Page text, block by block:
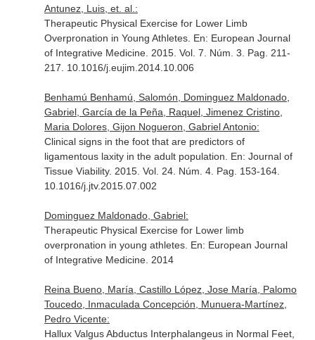
Antunez, Luis, et. al.:
Therapeutic Physical Exercise for Lower Limb
Overpronation in Young Athletes. En: European Journal
of Integrative Medicine. 2015. Vol. 7. Núm. 3. Pag. 211-
217. 10.1016/j.eujim.2014.10.006
Benhamú Benhamú, Salomón, Dominguez Maldonado,
Gabriel, García de la Peña, Raquel, Jimenez Cristino,
Maria Dolores, Gijon Nogueron, Gabriel Antonio:
Clinical signs in the foot that are predictors of
ligamentous laxity in the adult population. En: Journal of
Tissue Viability. 2015. Vol. 24. Núm. 4. Pag. 153-164.
10.1016/j.jtv.2015.07.002
Dominguez Maldonado, Gabriel:
Therapeutic Physical Exercise for Lower limb
overpronation in young athletes. En: European Journal
of Integrative Medicine. 2014
Reina Bueno, María, Castillo López, Jose María, Palomo
Toucedo, Inmaculada Concepción, Munuera-Martínez,
Pedro Vicente:
Hallux Valgus Abductus Interphalangeus in Normal Feet,